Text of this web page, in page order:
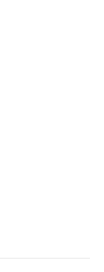
– og evne –
som gjør
tar
vi mot
Djønne har
gjør på